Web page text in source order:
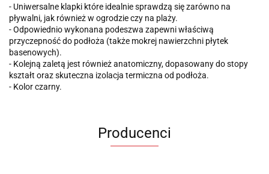
- Uniwersalne klapki które idealnie sprawdzą się zarówno na
pływalni, jak również w ogrodzie czy na plaży.
- Odpowiednio wykonana podeszwa zapewni właściwą
przyczepność do podłoża (także mokrej nawierzchni płytek
basenowych).
- Kolejną zaletą jest również anatomiczny, dopasowany do stopy
kształt oraz skuteczna izolacja termiczna od podłoża.
- Kolor czarny.
Producenci